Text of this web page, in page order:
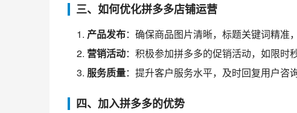
三、如何优化拼多多店铺运营
产品发布：确保商品图片清晰，标题关键词精准
营销活动：积极参加拼多多的促销活动，如限时
服务质量：提升客户服务水平，及时回复用户咨
四、加入拼多多的优势